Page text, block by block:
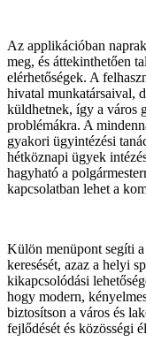
Az applikációban
meg, és áttekinthetően
elérhetőségek. A
hivatal munkatársaival,
küldhetnek, így a város
problémákra. A
gyakori ügyintézési
hétköznapi ügyek
hagyható a
kapcsolatban lehet a
Külön menüpont segíti a
keresését, azaz a helyi
kikapcsolódási
hogy modern,
biztosítson a város és
fejlődését és közösségi